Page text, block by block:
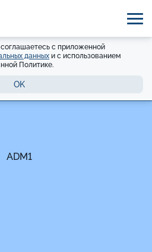
с приложенной
данных и с использованием
Политике.
OK
ADM1